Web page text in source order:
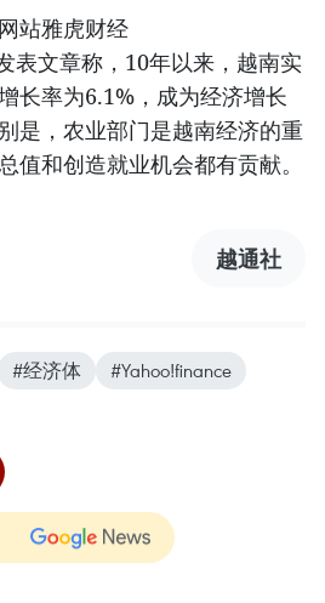
站雅虎财经
表文章称，10年以来，越南实
长率为6.1%，成为经济增长
是，农业部门是越南经济的重
值和创造就业机会都有贡献。
越通社
#经济体
#Yahoo!finance